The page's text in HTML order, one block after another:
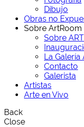
Dibujo
Obras no
Sobre ArtRoom
Sobre
La Galería
Contacto
Galerista
Artistas
Arte en Vivo
Back
Close